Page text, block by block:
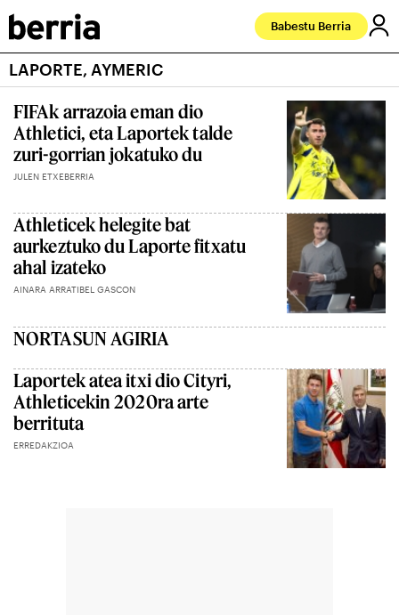
Babestu Berria
LAPORTE, AYMERIC
FIFAk arrazoia eman dio
Athletici, eta Laportek talde
zuri-gorrian jokatuko du
JULEN ETXEBERRIA
Athleticek helegite bat
aurkeztuko du Laporte fitxatu
ahal izateko
AINARA ARRATIBEL GASCON
NORTASUN AGIRIA
Laportek atea itxi dio Cityri,
Athleticekin 2020ra arte
berrituta
ERREDAKZIOA